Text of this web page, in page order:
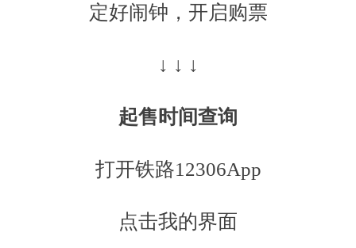
定好闹钟，开启购票
↓ ↓ ↓
起售时间查询
打开铁路12306App
点击我的界面